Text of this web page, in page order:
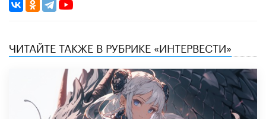
ЧИТАЙТЕ ТАКЖЕ В РУБРИКЕ «ИНТЕРВЕСТИ»